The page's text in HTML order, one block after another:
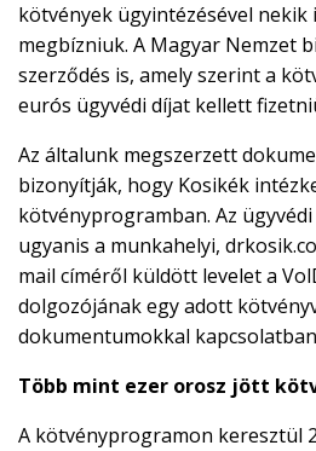
kötvények ügyintézésével nekik
megbízniuk. A Magyar Nemzet
szerződés is, amely szerint a
eurós ügyvédi díjat kellett
Az általunk megszerzett
bizonyítják, hogy Kosikék
kötvényprogramban. Az
ugyanis a munkahelyi,
mail címéről küldött levelet a
dolgozójának egy adott
dokumentumokkal
Több mint ezer orosz jött
A kötvényprogramon keresztül